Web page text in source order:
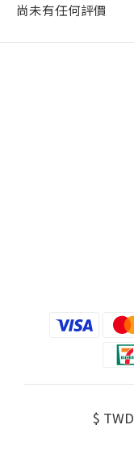
尚未有任何評價
$ TWD